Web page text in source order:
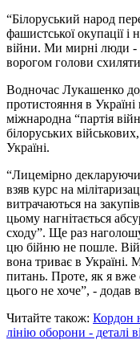
“Білоруський народ
фашистської окупації
війни. Ми мирні люди -
ворогом голови
Водночас Лукашенко
протистояння в
міжнародна “партія
білоруських
Україні.
“Лицемірно
взяв курс на
витрачаються на
цьому нагнітається
сходу”. Ще раз
цю бійню не пошле.
вона триває в
питань. Проте, як я вже
цього не хоче”, - додав
Читайте також: Кордон
лінію оборони - деталі